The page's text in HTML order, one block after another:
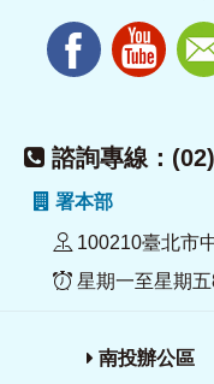
諮詢專線：
署本部
100210臺北市
星期一至星期
南投辦公區